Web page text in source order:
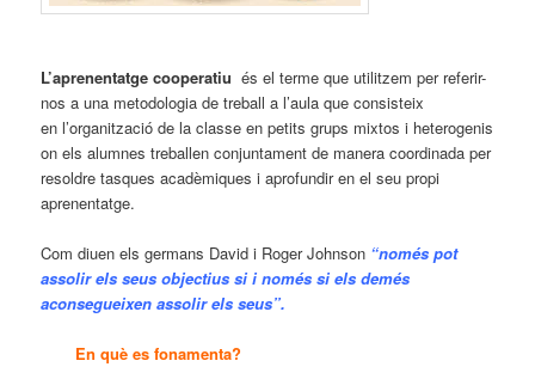
L’aprenentatge cooperatiu és el terme que utilitzem per referir-
nos a una metodologia de treball a l’aula que consisteix
en l’organització de la classe en petits grups mixtos i heterogenis
on els alumnes treballen conjuntament de manera coordinada per
resoldre tasques acadèmiques i aprofundir en el seu propi
aprenentatge.
Com diuen els germans David i Roger Johnson “només pot
assolir els seus objectius si i només si els demés
aconsegueixen assolir els seus”.
En què es fonamenta?